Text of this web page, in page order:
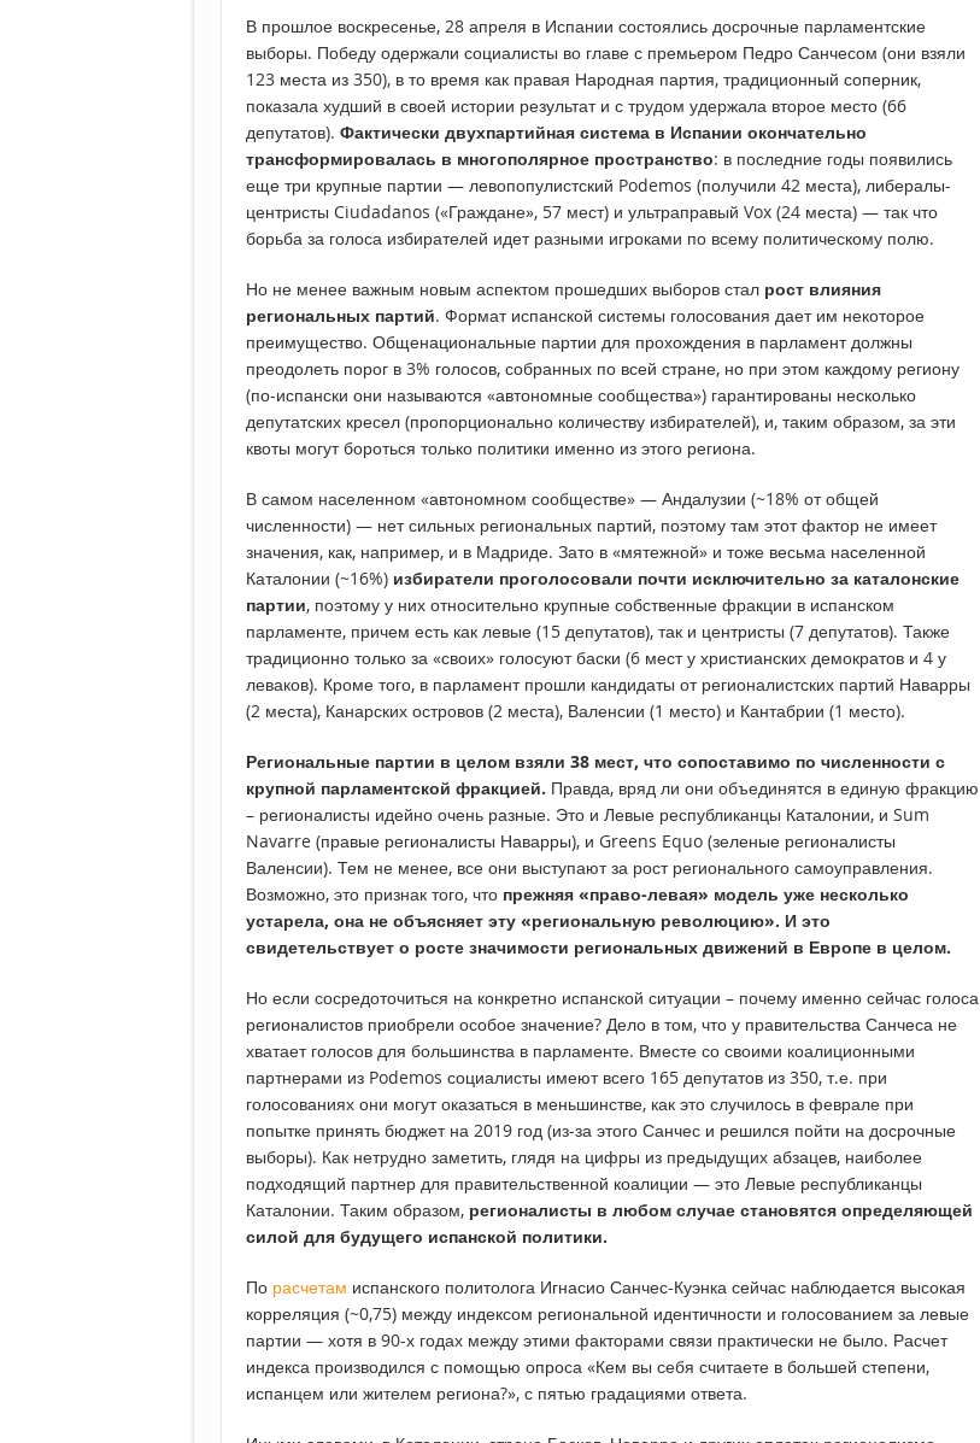
В прошлое воскресенье, 28 апреля в Испании состоялись досрочные парламентские
выборы. Победу одержали социалисты во главе с премьером Педро Санчесом (они взяли
123 места из 350), в то время как правая Народная партия, традиционный соперник,
показала худший в своей истории результат и с трудом удержала второе место (66
депутатов). Фактически двухпартийная система в Испании окончательно
трансформировалась в многополярное пространство: в последние годы появились
еще три крупные партии — левопопулистский Podemos (получили 42 места), либералы-
центристы Ciudadanos («Граждане», 57 мест) и ультраправый Vox (24 места) — так что
борьба за голоса избирателей идет разными игроками по всему политическому полю.
Но не менее важным новым аспектом прошедших выборов стал рост влияния
региональных партий. Формат испанской системы голосования дает им некоторое
преимущество. Общенациональные партии для прохождения в парламент должны
преодолеть порог в 3% голосов, собранных по всей стране, но при этом каждому региону
(по-испански они называются «автономные сообщества») гарантированы несколько
депутатских кресел (пропорционально количеству избирателей), и, таким образом, за эти
квоты могут бороться только политики именно из этого региона.
В самом населенном «автономном сообществе» — Андалузии (~18% от общей
численности) — нет сильных региональных партий, поэтому там этот фактор не имеет
значения, как, например, и в Мадриде. Зато в «мятежной» и тоже весьма населенной
Каталонии (~16%) избиратели проголосовали почти исключительно за каталонские
партии, поэтому у них относительно крупные собственные фракции в испанском
парламенте, причем есть как левые (15 депутатов), так и центристы (7 депутатов). Также
традиционно только за «своих» голосуют баски (6 мест у христианских демократов и 4 у
леваков). Кроме того, в парламент прошли кандидаты от регионалистских партий Наварры
(2 места), Канарских островов (2 места), Валенсии (1 место) и Кантабрии (1 место).
Региональные партии в целом взяли 38 мест, что сопоставимо по численности с
крупной парламентской фракцией. Правда, вряд ли они объединятся в единую фракцию
– регионалисты идейно очень разные. Это и Левые республиканцы Каталонии, и Sum
Navarre (правые регионалисты Наварры), и Greens Equo (зеленые регионалисты
Валенсии). Тем не менее, все они выступают за рост регионального самоуправления.
Возможно, это признак того, что прежняя «право-левая» модель уже несколько
устарела, она не объясняет эту «региональную революцию». И это
свидетельствует о росте значимости региональных движений в Европе в целом.
Но если сосредоточиться на конкретно испанской ситуации – почему именно сейчас голоса
регионалистов приобрели особое значение? Дело в том, что у правительства Санчеса не
хватает голосов для большинства в парламенте. Вместе со своими коалиционными
партнерами из Podemos социалисты имеют всего 165 депутатов из 350, т.е. при
голосованиях они могут оказаться в меньшинстве, как это случилось в феврале при
попытке принять бюджет на 2019 год (из-за этого Санчес и решился пойти на досрочные
выборы). Как нетрудно заметить, глядя на цифры из предыдущих абзацев, наиболее
подходящий партнер для правительственной коалиции — это Левые республиканцы
Каталонии. Таким образом, регионалисты в любом случае становятся определяющей
силой для будущего испанской политики.
По расчетам испанского политолога Игнасио Санчес-Куэнка сейчас наблюдается высокая
корреляция (~0,75) между индексом региональной идентичности и голосованием за левые
партии — хотя в 90-х годах между этими факторами связи практически не было. Расчет
индекса производился с помощью опроса «Кем вы себя считаете в большей степени,
испанцем или жителем региона?», с пятью градациями ответа.